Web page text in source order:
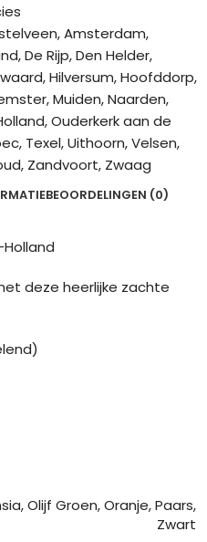
,Amsterdam,
,De Rijp,Den Helder,
,Hilversum,Hoofddorp,
,Muiden,Naarden,
,Ouderkerk aan de
, Texel,Uithoorn,Velsen,
, Zandvoort, Zwaag
BEOORDELINGEN (0)
deze heerlijke zachte
,Olijf Groen,Oranje,Paars,
Zwart